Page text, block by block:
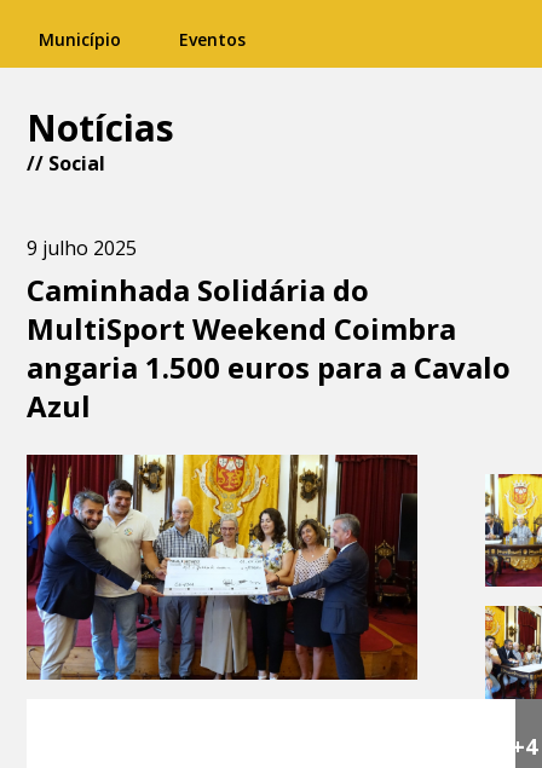
Município Eventos
Notícias
// Social
9 julho 2025
Caminhada Solidária do
MultiSport Weekend Coimbra
angaria 1.500 euros para a Cavalo
Azul
+4